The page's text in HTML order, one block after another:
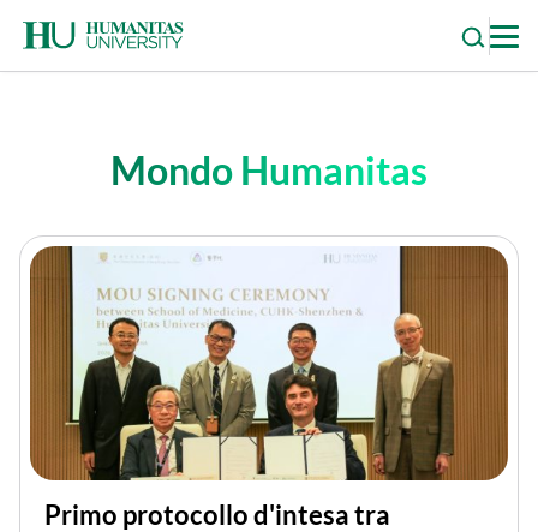
content
Mondo Humanitas
Primo protocollo d'intesa tra